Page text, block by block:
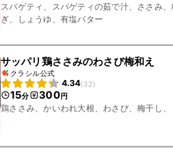
スパゲティ、スパゲティの茹で汁、ささみ
ぎ、しょうゆ、有塩バター
サッパリ鶏ささみのわさび梅和え
クラシル公式
4.34(32 )
15分 300円
鶏ささみ、かいわれ大根、わさび、梅干し